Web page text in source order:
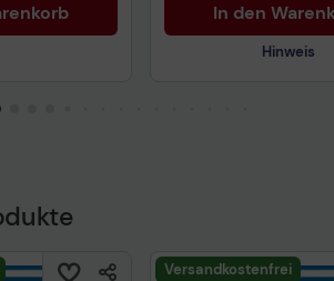
In den
Hinweis
Versandkostenfrei